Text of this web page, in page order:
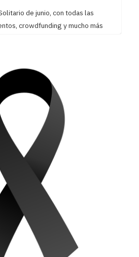
de junio, con todas las
crowdfunding y mucho más